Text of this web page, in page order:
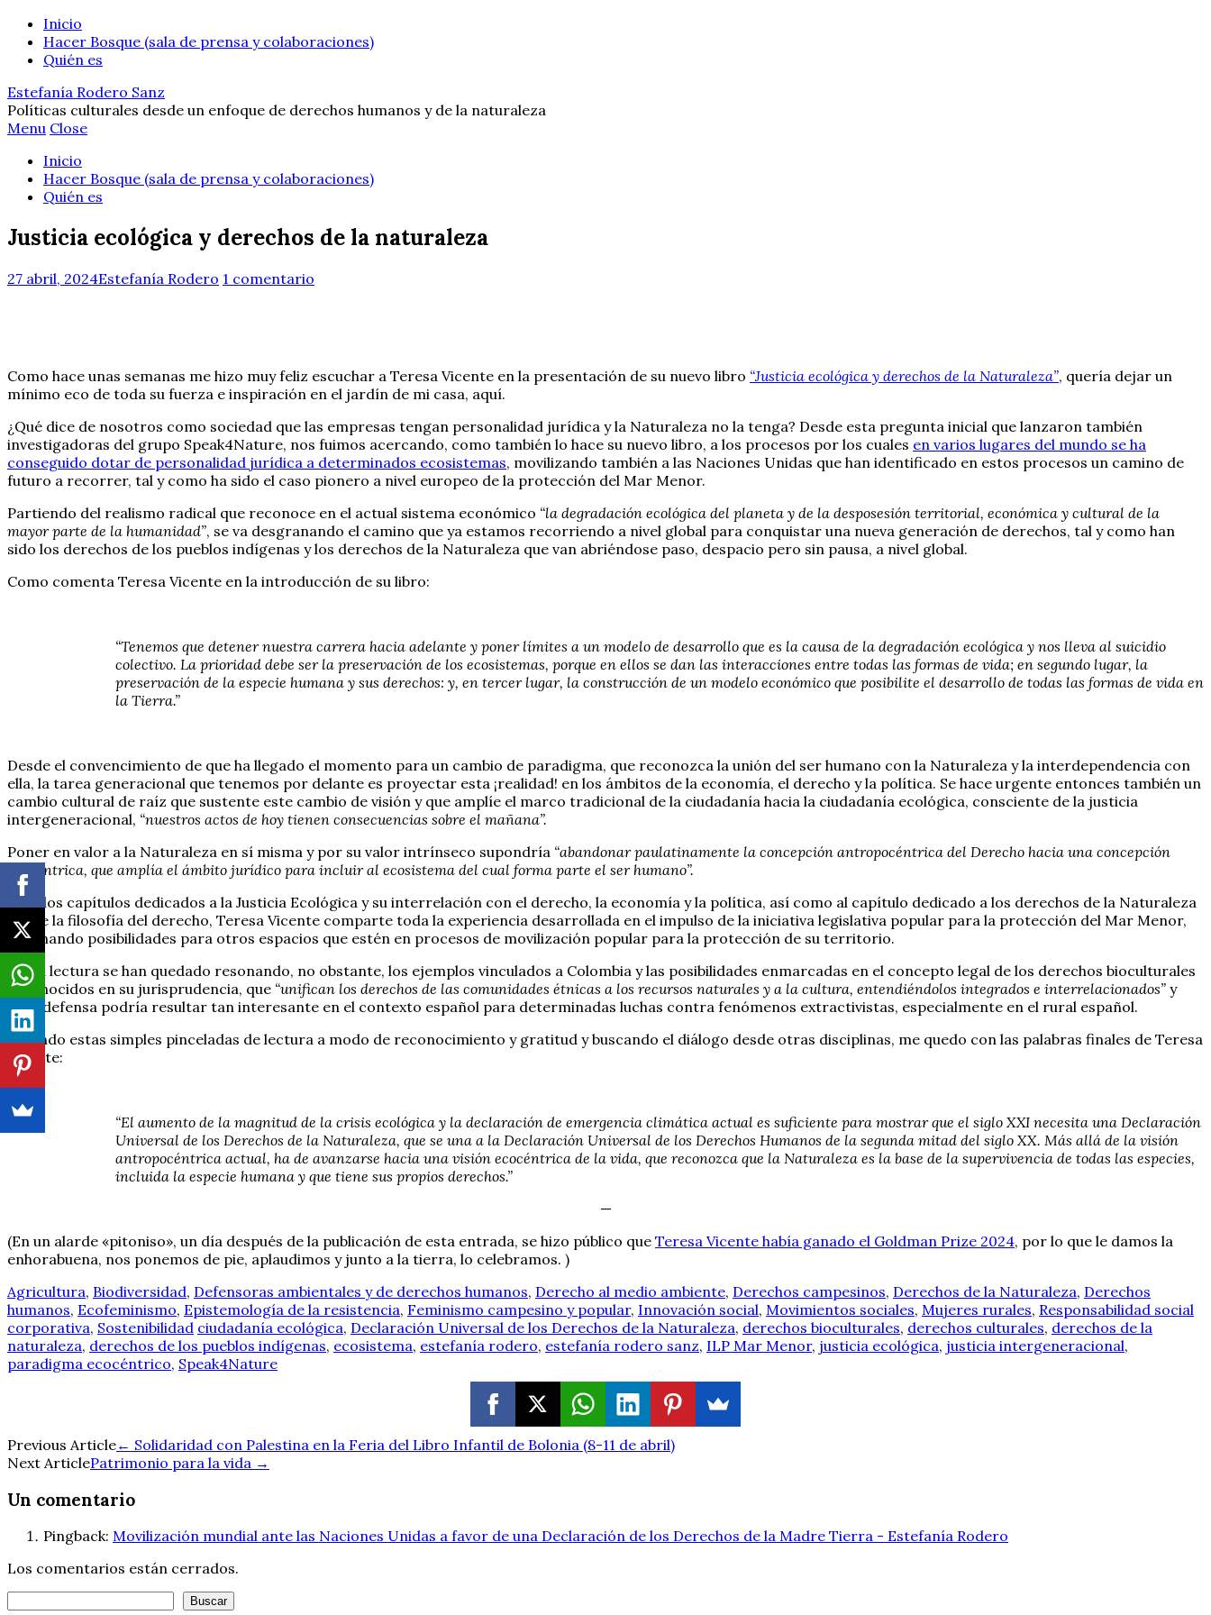
Inicio
Hacer Bosque (sala de prensa y colaboraciones)
Quién es
Estefanía Rodero Sanz
Políticas culturales desde un enfoque de derechos humanos y de la naturaleza
Menu Close
Inicio
Hacer Bosque (sala de prensa y colaboraciones)
Quién es
Justicia ecológica y derechos de la naturaleza
27 abril, 2024Estefanía Rodero 1 comentario
Como hace unas semanas me hizo muy feliz escuchar a Teresa Vicente en la presentación de su nuevo libro “Justicia ecológica y derechos de la Naturaleza”, quería dejar un
mínimo eco de toda su fuerza e inspiración en el jardín de mi casa, aquí.
¿Qué dice de nosotros como sociedad que las empresas tengan personalidad jurídica y la Naturaleza no la tenga? Desde esta pregunta inicial que lanzaron también
investigadoras del grupo Speak4Nature, nos fuimos acercando, como también lo hace su nuevo libro, a los procesos por los cuales en varios lugares del mundo se ha
conseguido dotar de personalidad jurídica a determinados ecosistemas, movilizando también a las Naciones Unidas que han identificado en estos procesos un camino de
futuro a recorrer, tal y como ha sido el caso pionero a nivel europeo de la protección del Mar Menor.
Partiendo del realismo radical que reconoce en el actual sistema económico “la degradación ecológica del planeta y de la desposesión territorial, económica y cultural de la
mayor parte de la humanidad”, se va desgranando el camino que ya estamos recorriendo a nivel global para conquistar una nueva generación de derechos, tal y como han
sido los derechos de los pueblos indígenas y los derechos de la Naturaleza que van abriéndose paso, despacio pero sin pausa, a nivel global.
Como comenta Teresa Vicente en la introducción de su libro:
“Tenemos que detener nuestra carrera hacia adelante y poner límites a un modelo de desarrollo que es la causa de la degradación ecológica y nos lleva al suicidio
colectivo. La prioridad debe ser la preservación de los ecosistemas, porque en ellos se dan las interacciones entre todas las formas de vida; en segundo lugar, la
preservación de la especie humana y sus derechos: y, en tercer lugar, la construcción de un modelo económico que posibilite el desarrollo de todas las formas de vida en
la Tierra.”
Desde el convencimiento de que ha llegado el momento para un cambio de paradigma, que reconozca la unión del ser humano con la Naturaleza y la interdependencia con
ella, la tarea generacional que tenemos por delante es proyectar esta ¡realidad! en los ámbitos de la economía, el derecho y la política. Se hace urgente entonces también un
cambio cultural de raíz que sustente este cambio de visión y que amplíe el marco tradicional de la ciudadanía hacia la ciudadanía ecológica, consciente de la justicia
intergeneracional, “nuestros actos de hoy tienen consecuencias sobre el mañana”.
Poner en valor a la Naturaleza en sí misma y por su valor intrínseco supondría “abandonar paulatinamente la concepción antropocéntrica del Derecho hacia una concepción
ecocéntrica, que amplía el ámbito jurídico para incluir al ecosistema del cual forma parte el ser humano”.
Tras los capítulos dedicados a la Justicia Ecológica y su interrelación con el derecho, la economía y la política, así como al capítulo dedicado a los derechos de la Naturaleza
desde la filosofía del derecho, Teresa Vicente comparte toda la experiencia desarrollada en el impulso de la iniciativa legislativa popular para la protección del Mar Menor,
iluminando posibilidades para otros espacios que estén en procesos de movilización popular para la protección de su territorio.
En mi lectura se han quedado resonando, no obstante, los ejemplos vinculados a Colombia y las posibilidades enmarcadas en el concepto legal de los derechos bioculturales
reconocidos en su jurisprudencia, que “unifican los derechos de las comunidades étnicas a los recursos naturales y a la cultura, entendiéndolos integrados e interrelacionados” y
cuya defensa podría resultar tan interesante en el contexto español para determinadas luchas contra fenómenos extractivistas, especialmente en el rural español.
Dejando estas simples pinceladas de lectura a modo de reconocimiento y gratitud y buscando el diálogo desde otras disciplinas, me quedo con las palabras finales de Teresa
Vicente:
“El aumento de la magnitud de la crisis ecológica y la declaración de emergencia climática actual es suficiente para mostrar que el siglo XXI necesita una Declaración
Universal de los Derechos de la Naturaleza, que se una a la Declaración Universal de los Derechos Humanos de la segunda mitad del siglo XX. Más allá de la visión
antropocéntrica actual, ha de avanzarse hacia una visión ecocéntrica de la vida, que reconozca que la Naturaleza es la base de la supervivencia de todas las especies,
incluida la especie humana y que tiene sus propios derechos.”
—
(En un alarde «pitoniso», un día después de la publicación de esta entrada, se hizo público que Teresa Vicente había ganado el Goldman Prize 2024, por lo que le damos la
enhorabuena, nos ponemos de pie, aplaudimos y junto a la tierra, lo celebramos. )
Agricultura, Biodiversidad, Defensoras ambientales y de derechos humanos, Derecho al medio ambiente, Derechos campesinos, Derechos de la Naturaleza, Derechos
humanos, Ecofeminismo, Epistemología de la resistencia, Feminismo campesino y popular, Innovación social, Movimientos sociales, Mujeres rurales, Responsabilidad social
corporativa, Sostenibilidad ciudadanía ecológica, Declaración Universal de los Derechos de la Naturaleza, derechos bioculturales, derechos culturales, derechos de la
naturaleza, derechos de los pueblos indígenas, ecosistema, estefanía rodero, estefanía rodero sanz, ILP Mar Menor, justicia ecológica, justicia intergeneracional,
paradigma ecocéntrico, Speak4Nature
Navegación
de
entradas
Previous Article← Solidaridad con Palestina en la Feria del Libro Infantil de Bolonia (8-11 de abril)
Next ArticlePatrimonio para la vida →
Un comentario
Pingback: Movilización mundial ante las Naciones Unidas a favor de una Declaración de los Derechos de la Madre Tierra - Estefanía Rodero
Los comentarios están cerrados.
Buscar